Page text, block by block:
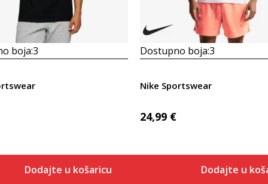
boja:3
Dodajte u košaricu
Dostupno boja:3
Nike Sportswear
24,99 €
Dodajte u